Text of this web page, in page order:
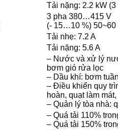
Tải nặng: 2.2 kW (3
3 pha 380…415 V
(- 15…10 %) 50~60
Tải nhẹ: 7.2 A
Tải nặng: 5.6 A
– Nước và xử lý
bơm gió rửa lọc
– Dầu khí: bơm
– Điều khiển quy
hoàn, quạt làm
– Quản lý tòa nhà:
– Quá tải 110%
– Quá tải 150%